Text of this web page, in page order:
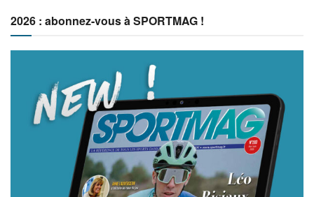
2026 : abonnez-vous à SPORTMAG !